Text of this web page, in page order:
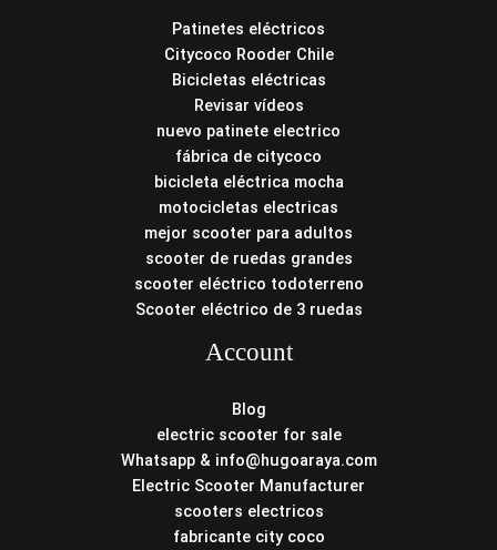
Patinetes eléctricos
Citycoco Rooder Chile
Bicicletas eléctricas
Revisar vídeos
nuevo patinete electrico
fábrica de citycoco
bicicleta eléctrica mocha
motocicletas electricas
mejor scooter para adultos
scooter de ruedas grandes
scooter eléctrico todoterreno
Scooter eléctrico de 3 ruedas
Account
Blog
electric scooter for sale
Whatsapp & info@hugoaraya.com
Electric Scooter Manufacturer
scooters electricos
fabricante city coco